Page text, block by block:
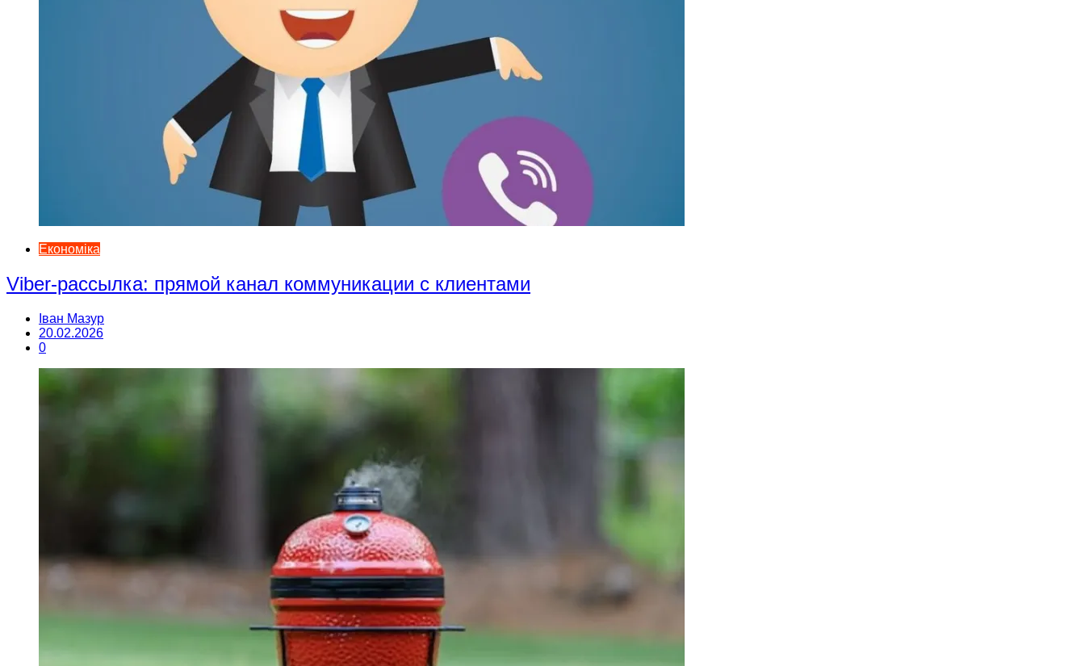
Економіка
Viber-рассылка: прямой канал коммуникации с клиентами
Іван Мазур
20.02.2026
0